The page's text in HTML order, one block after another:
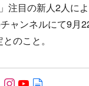
注目の新人2人に
ャンネルにて9月
のこと。
Follow on SNS
Follow on SNS
Follow on